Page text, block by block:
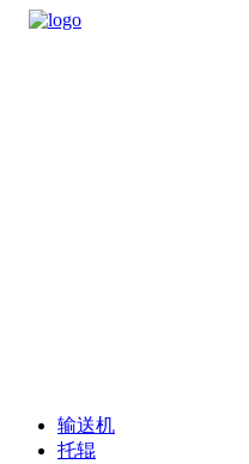
输送机
托辊